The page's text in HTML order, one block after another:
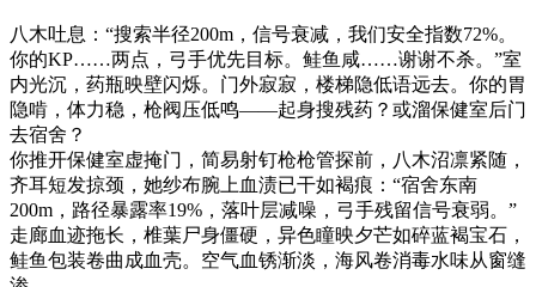
八木吐息：“搜索半径200m，信号衰减，我们安全指数72%。
你的KP……两点，弓手优先目标。鲑鱼咸……谢谢不杀。”室
内光沉，药瓶映壁闪烁。门外寂寂，楼梯隐低语远去。你的胃
隐啃，体力稳，枪阀压低鸣——起身搜残药？或溜保健室后门
去宿舍？
你推开保健室虚掩门，简易射钉枪枪管探前，八木沼凛紧随，
齐耳短发掠颈，她纱布腕上血渍已干如褐痕：“宿舍东南
200m，路径暴露率19%，落叶层减噪，弓手残留信号衰弱。”
走廊血迹拖长，椎葉尸身僵硬，异色瞳映夕芒如碎蓝褐宝石，
鲑鱼包装卷曲成血壳。空气血锈渐淡，海风卷消毒水味从窗缝